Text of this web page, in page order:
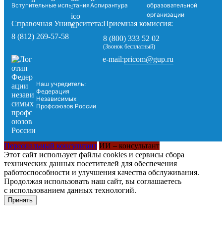
Вступительные испытанияАспирантура
образовательной
организации
Справочная Университета:
8 (812) 269-57-58
Приемная комиссия:
8 (800) 333 52 02
(Звонок бесплатный)
Наш учредитель:
Федерация
Независимых
Профсоюзов России
e-mail:pricom@gup.ru
Персональный консультант ИИ – консультант
Этот сайт использует файлы cookies и сервисы сбора
технических данных посетителей для обеспечения
работоспособности и улучшения качества обслуживания.
Продолжая использовать наш сайт, вы соглашаетесь
с использованием данных технологий.
Принять